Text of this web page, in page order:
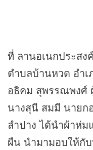
ที่ ลานอเนกประส
ตำบลบ้านหวด อำเ
อธิคม สุพรรณพงศ์
นางสุนี สมมี นายก
ลำปาง ได้นำผ้าห่ม
ผืน นำมามอบให้กั